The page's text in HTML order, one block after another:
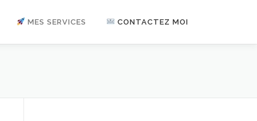
MES SERVICES CONTACTEZ MOI